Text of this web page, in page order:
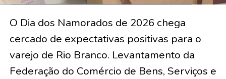
O Dia dos Namorados de 2026 chega
cercado de expectativas positivas para o
varejo de Rio Branco. Levantamento da
Federação do Comércio de Bens, Serviços e